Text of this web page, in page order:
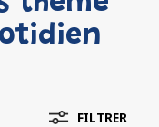
FILTRER